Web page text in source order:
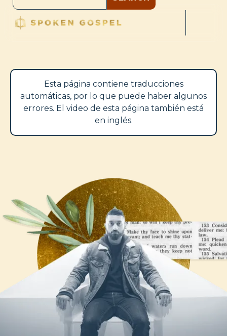
Esta página contiene traducciones
automáticas, por lo que puede haber algunos
errores. El video de esta página también está
en inglés.